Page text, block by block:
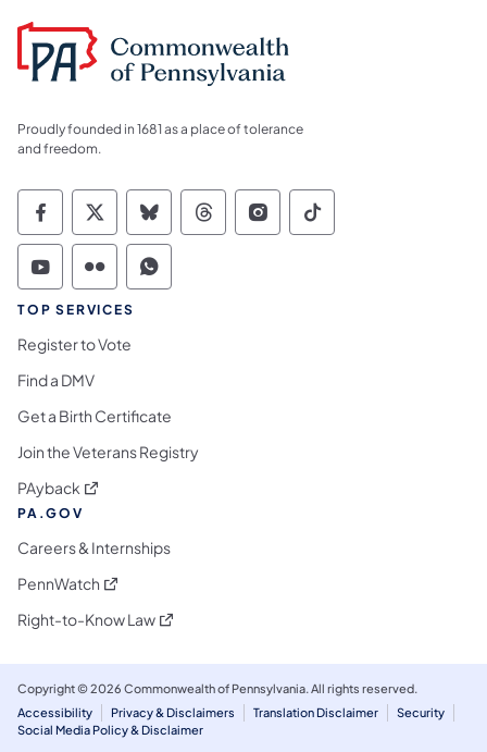
Proudly founded in 1681 as a place of tolerance
and freedom.
Commonwealth of Pennsylvania Social
Commonwealth of Pennsylvania
Commonwealth of Pennsylvania
Commonwealth of
Commonwealth of
Commonwealth
Commonwealth of Pennsylvania Social
Commonwealth of Pennsylvania
Commonwealth of Pennsylvania
TOP SERVICES
Register to Vote
Find a DMV
Get a Birth Certificate
Join the Veterans Registry
PAyback (opens in a new tab)
PA.GOV
Careers & Internships
PennWatch (opens in a new tab)
Right-to-Know Law(opens in a new tab)
Copyright © 2026 Commonwealth of Pennsylvania. All rights reserved.
Accessibility
Privacy & Disclaimers Translation Disclaimer
Security
Social Media Policy & Disclaimer